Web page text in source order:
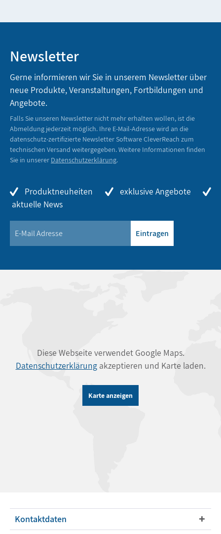
Newsletter
Gerne informieren wir Sie in unserem Newsletter über
neue Produkte, Veranstaltungen, Fortbildungen und
Angebote.
Falls Sie unseren Newsletter nicht mehr erhalten wollen, ist die
Abmeldung jederzeit möglich. Ihre E-Mail-Adresse wird an die
datenschutz-zertifizierte Newsletter Software CleverReach zum
technischen Versand weitergegeben. Weitere Informationen finden
Sie in unserer Datenschutzerklärung.
Produktneuheiten
exklusive Angebote
aktuelle News
Eintragen
Diese Webseite verwendet Google Maps.
Datenschutzerklärungakzeptieren und Karte laden.
Karte anzeigen
Kontaktdaten